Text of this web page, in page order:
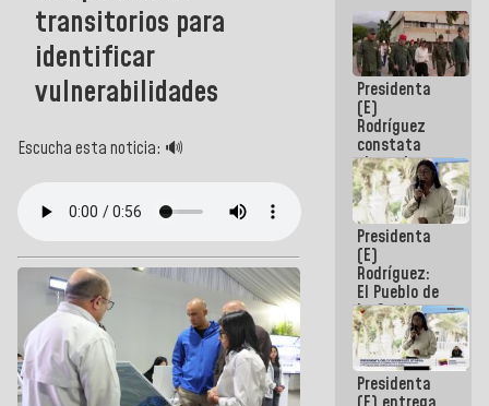
transitorios para
identificar
vulnerabilidades
Escucha esta noticia: 🔊
Presidenta
(E)
Rodríguez
constata
obras de
rehabilitación
de Escuela
Militar de
Mamo en La
Guaira
Presidenta
(E)
Rodríguez:
El Pueblo de
La Guaira
siempre
estará
acompañada
por el
Presidenta